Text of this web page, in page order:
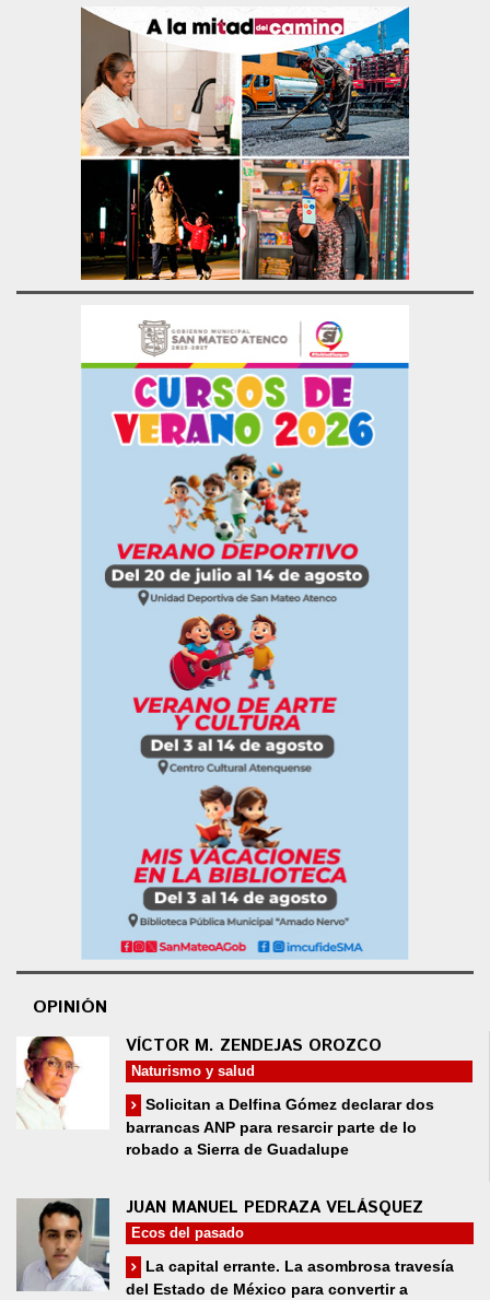
OPINIÓN
VÍCTOR M. ZENDEJAS OROZCO
Naturismo y salud
Solicitan a Delfina Gómez declarar dos
barrancas ANP para resarcir parte de lo
robado a Sierra de Guadalupe
JUAN MANUEL PEDRAZA VELÁSQUEZ
Ecos del pasado
La capital errante. La asombrosa travesía
del Estado de México para convertir a